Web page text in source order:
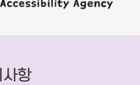
사항